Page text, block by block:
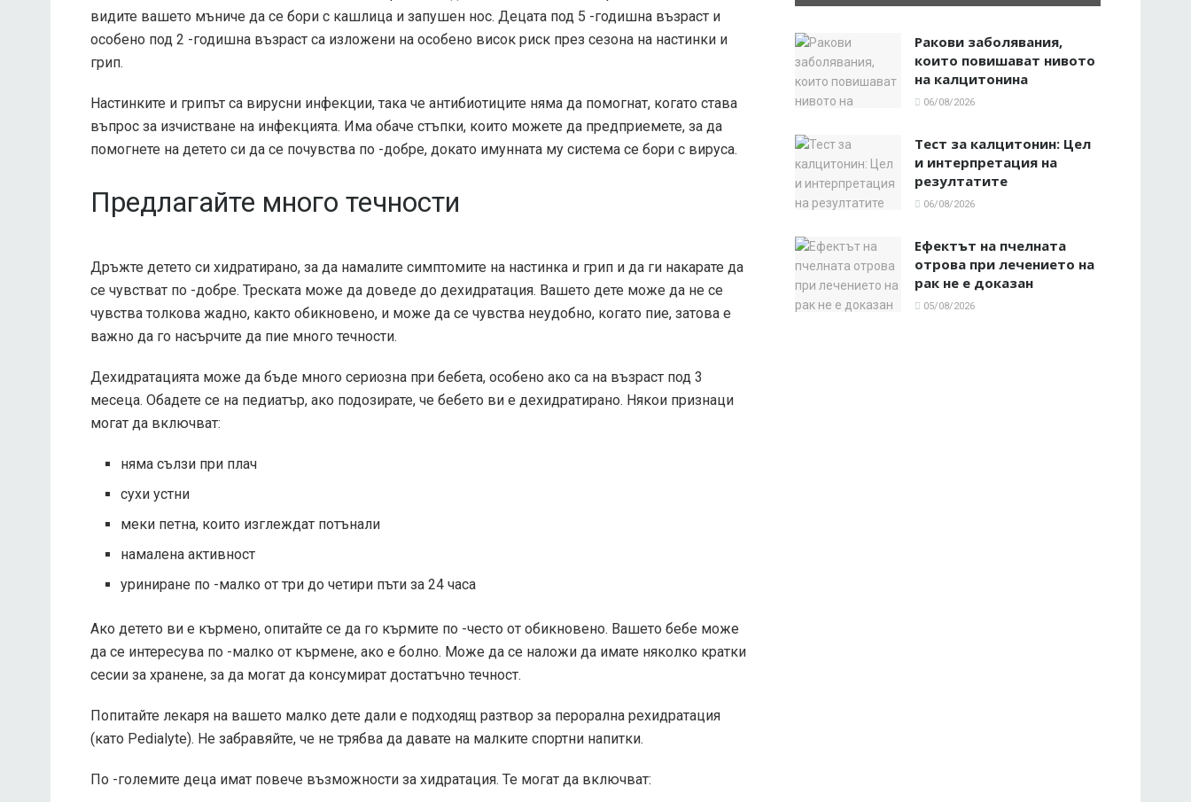
видите вашето мъниче да се бори с кашлица и запушен нос. Децата под 5 -годишна възраст и
особено под 2 -годишна възраст са изложени на особено висок риск през сезона на настинки и
грип.
Настинките и грипът са вирусни инфекции, така че антибиотиците няма да помогнат, когато става
въпрос за изчистване на инфекцията. Има обаче стъпки, които можете да предприемете, за да
помогнете на детето си да се почувства по -добре, докато имунната му система се бори с вируса.
Предлагайте много течности
Дръжте детето си хидратирано, за да намалите симптомите на настинка и грип и да ги накарате да
се чувстват по -добре. Треската може да доведе до дехидратация. Вашето дете може да не се
чувства толкова жадно, както обикновено, и може да се чувства неудобно, когато пие, затова е
важно да го насърчите да пие много течности.
Дехидратацията може да бъде много сериозна при бебета, особено ако са на възраст под 3
месеца. Обадете се на педиатър, ако подозирате, че бебето ви е дехидратирано. Някои признаци
могат да включват:
няма сълзи при плач
сухи устни
меки петна, които изглеждат потънали
намалена активност
уриниране по -малко от три до четири пъти за 24 часа
Ако детето ви е кърмено, опитайте се да го кърмите по -често от обикновено. Вашето бебе може
да се интересува по -малко от кърмене, ако е болно. Може да се наложи да имате няколко кратки
сесии за хранене, за да могат да консумират достатъчно течност.
Попитайте лекаря на вашето малко дете дали е подходящ разтвор за перорална рехидратация
(като Pedialyte). Не забравяйте, че не трябва да давате на малките спортни напитки.
По -големите деца имат повече възможности за хидратация. Те могат да включват:
Ракови заболявания,
които повишават нивото
на калцитонина
06/08/2026
Тест за калцитонин: Цел
и интерпретация на
резултатите
06/08/2026
Ефектът на пчелната
отрова при лечението на
рак не е доказан
05/08/2026